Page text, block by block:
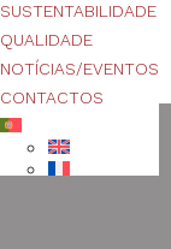
SUSTENTABILIDADE
QUALIDADE
NOTÍCIAS/EVENTOS
CONTACTOS